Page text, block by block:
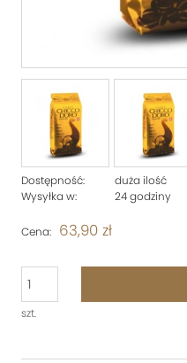
Dostępność:
duża ilość
Wysyłka w:
24 godziny
Cena: 63,90 zł
szt.